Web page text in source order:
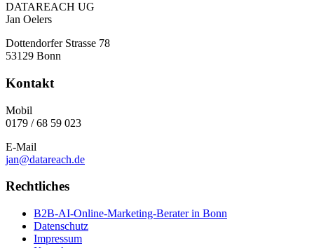
DATAREACH UG
Jan Oelers
Dottendorfer Strasse 78
53129 Bonn
Kontakt
Mobil
0179 / 68 59 023
E-Mail
jan@datareach.de
Rechtliches
B2B-AI-Online-Marketing-Berater in Bonn
Datenschutz
Impressum